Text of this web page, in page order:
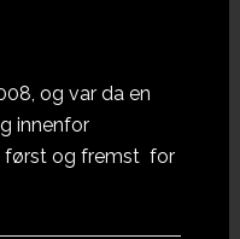
og var da en
innenfor
først og fremst for